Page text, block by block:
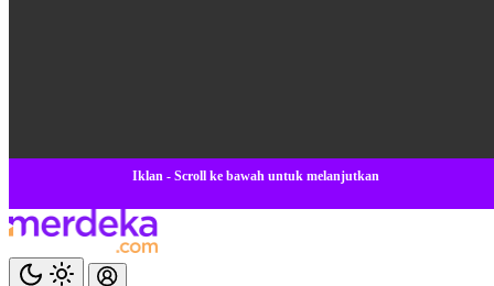
Iklan - Scroll ke bawah untuk melanjutkan